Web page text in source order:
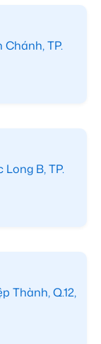
Chánh, TP.
B, TP.
Thành, Q.12,